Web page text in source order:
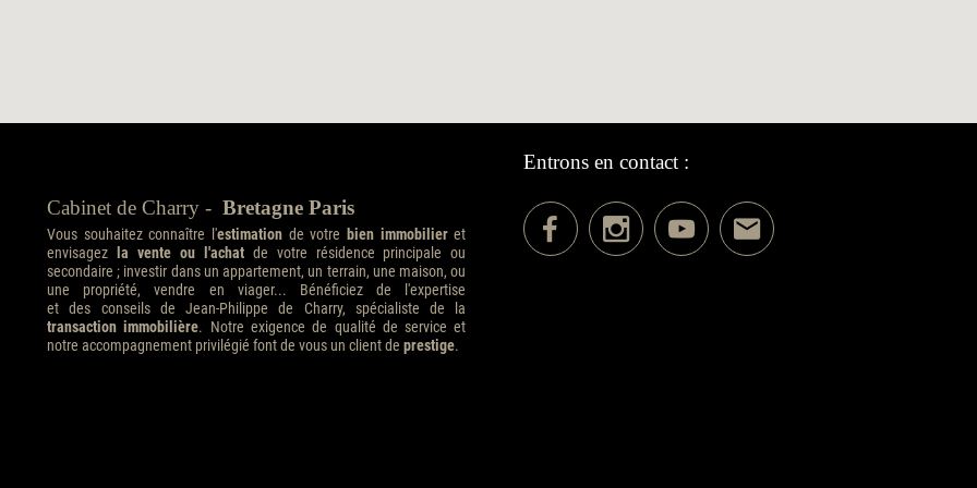
Cabinet de Charry - Bretagne Paris
Vous souhaitez connaître l'estimation de votre bien immobilieret
envisagez la vente ou l'achat de votre résidence principale ou
secondaire ; investir dans un appartement, un terrain, une maison, ou
une propriété, vendre en viager... Bénéficiez de l'expertise
et des conseils de Jean-Philippe de Charry, spécialiste de la
transaction immobilière. Notre exigence de qualité de service et
notre accompagnement privilégié font de vous un client deprestige.
Entrons en contact :